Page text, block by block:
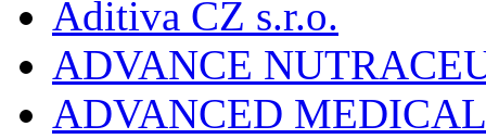
Aditiva CZ s.r.o.
ADVANCE
ADVANCED